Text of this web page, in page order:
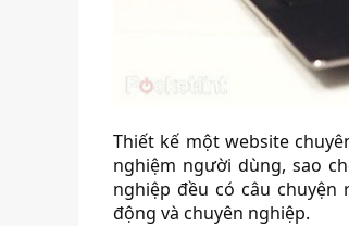
Thiết kế một website
nghiệm người dùng, sao
nghiệp đều có câu chuyện
động và chuyên nghiệp.